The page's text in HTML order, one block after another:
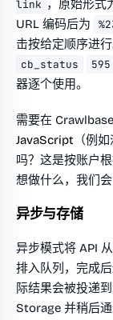
link ，原始形式
URL 编码后为
击按给定顺序进
cb_status 595
器逐个使用。
需要在
JavaScript （例
吗？这是按账户
想做什么，我们会
异步与存储
异步模式将 API
排入队列，完成
际结果会被投递
Storage 并稍后